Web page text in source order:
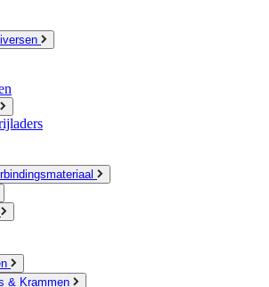
& Krammen